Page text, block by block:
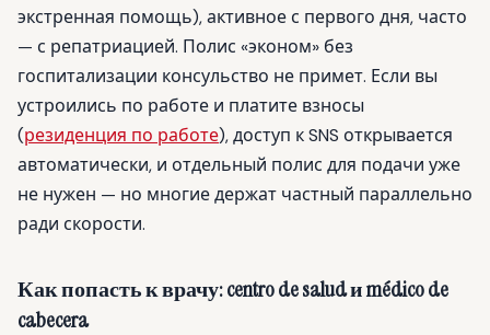
экстренная помощь), активное с первого дня, часто
— с репатриацией. Полис «эконом» без
госпитализации консульство не примет. Если вы
устроились по работе и платите взносы
(резиденция по работе), доступ к SNS открывается
автоматически, и отдельный полис для подачи уже
не нужен — но многие держат частный параллельно
ради скорости.
Как попасть к врачу: centro de salud и médico de
cabecera